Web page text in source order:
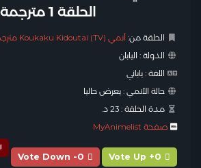
الحلقة 1 مترجمة
الحلقة من:أنمي Koukaku Kidoutai (TV) مترجم
الدولة : اليابان
اللغة :ياباني
حالة الأنمي :يعرض حاليا
مدة الحلقة :23 د.
صفحة MyAnimelist
Vote Up +0
Vote Down -0